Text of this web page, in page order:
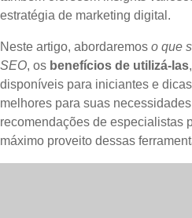
estratégia de marketing digital.
Neste artigo, abordaremos o que
SEO, os benefícios de utilizá-las
disponíveis para iniciantes e
melhores para suas
recomendações de especialistas
máximo proveito dessas